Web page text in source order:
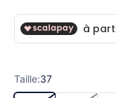
Taille:37